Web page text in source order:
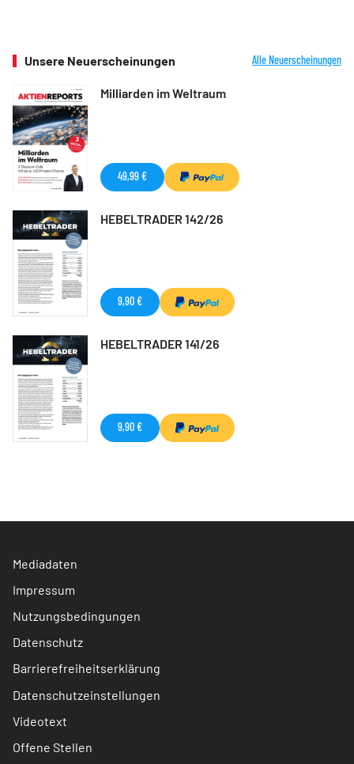
Unsere Neuerscheinungen Alle Neuerscheinungen
Milliarden im Weltraum
49,99 €
HEBELTRADER 142/26
9,90 €
HEBELTRADER 141/26
9,90 €
Mediadaten
Impressum
Nutzungsbedingungen
Datenschutz
Barrierefreiheitserklärung
Datenschutzeinstellungen
Videotext
Offene Stellen